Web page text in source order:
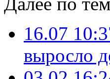
16.07
выросло